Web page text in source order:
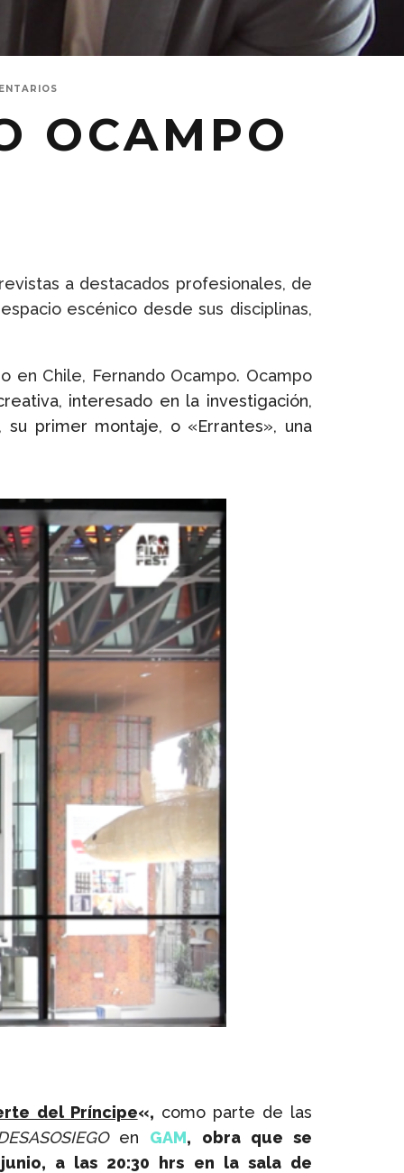
OCAMPO
a destacados profesionales, de
escénico desde sus disciplinas,
en Chile, Fernando Ocampo. Ocampo
interesado en la investigación,
primer montaje, o «Errantes», una
del Príncipe«, como parte de las
en GAM, obra que se
a las 20:30 hrs en la sala de